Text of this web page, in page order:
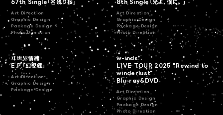
67th Single「名残り桜」
Art Direction
Graphic Design
Package Design
Photo Direction
8th Single「光よ、僕に。」
Art Direction
Graphic Design
Package Design
Photo Direction
ヰ世界情緒
E.P.「幻視録」
Art Direction
Graphic Design
Package Design
w-inds.
LIVE TOUR 2025 "Rewind to
winderlust"
Blu-ray&DVD
Art Direction
Graphic Design
Package Design
Photo Direction